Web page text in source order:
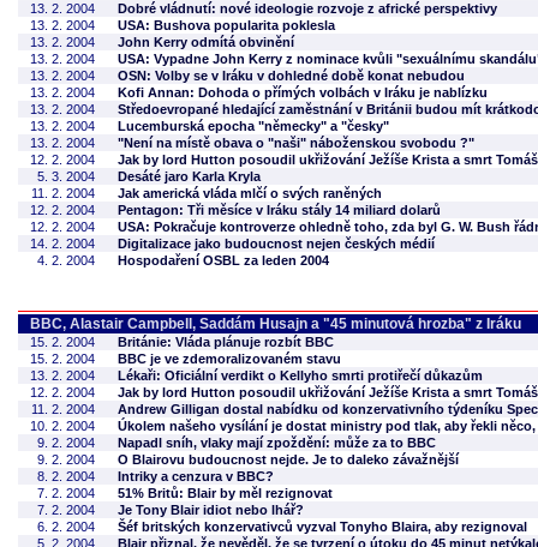
13. 2. 2004
Dobré vládnutí: nové ideologie rozvoje z africké perspektivy
13. 2. 2004
USA: Bushova popularita poklesla
13. 2. 2004
John Kerry odmítá obvinění
13. 2. 2004
USA: Vypadne John Kerry z nominace kvůli "sexuálnímu
13. 2. 2004
OSN: Volby se v Iráku v dohledné době konat nebudou
13. 2. 2004
Kofi Annan: Dohoda o přímých volbách v Iráku je nablízku
13. 2. 2004
Středoevropané hledající zaměstnání v Británii budou mít
13. 2. 2004
Lucemburská epocha "německy" a "česky"
13. 2. 2004
"Není na místě obava o "naši" náboženskou svobodu ?"
12. 2. 2004
Jak by lord Hutton posoudil ukřižování Ježíše Krista a smrt
5. 3. 2004
Desáté jaro Karla Kryla
11. 2. 2004
Jak americká vláda mlčí o svých raněných
12. 2. 2004
Pentagon: Tři měsíce v Iráku stály 14 miliard dolarů
12. 2. 2004
USA: Pokračuje kontroverze ohledně toho, zda byl G. W. Bush
14. 2. 2004
Digitalizace jako budoucnost nejen českých médií
4. 2. 2004
Hospodaření OSBL za leden 2004
BBC, Alastair Campbell, Saddám Husajn a "45 minutová hrozba" z Iráku
15. 2. 2004
Británie: Vláda plánuje rozbít BBC
15. 2. 2004
BBC je ve zdemoralizovaném stavu
13. 2. 2004
Lékaři: Oficiální verdikt o Kellyho smrti protiřečí důkazům
12. 2. 2004
Jak by lord Hutton posoudil ukřižování Ježíše Krista a smrt
11. 2. 2004
Andrew Gilligan dostal nabídku od konzervativního týdeníku
10. 2. 2004
Úkolem našeho vysílání je dostat ministry pod tlak, aby řekli
9. 2. 2004
Napadl sníh, vlaky mají zpoždění: může za to BBC
9. 2. 2004
O Blairovu budoucnost nejde. Je to daleko závažnější
8. 2. 2004
Intriky a cenzura v BBC?
7. 2. 2004
51% Britů: Blair by měl rezignovat
7. 2. 2004
Je Tony Blair idiot nebo lhář?
6. 2. 2004
Šéf britských konzervativců vyzval Tonyho Blaira, aby rezignoval
5. 2. 2004
Blair přiznal, že nevěděl, že se tvrzení o útoku do 45 minut